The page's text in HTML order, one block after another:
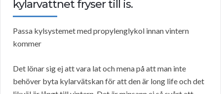
kylarvattnet fryser till is.
Passa kylsystemet med propylenglykol innan vintern
kommer
Det lönar sig ej att vara lat och mena på att man inte
behöver byta kylarvätskan för att den är long life och det